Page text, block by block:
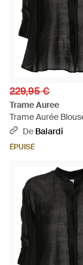
229,95 €
Trame Auree
Trame Aurée
Longues - Noir
De Balardi
ÉPUISÉ